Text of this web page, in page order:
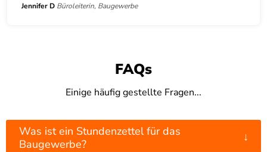
Jennifer D Büroleiterin, Baugewerbe
FAQs
Einige häufig gestellte Fragen...
Was ist ein Stundenzettel für das
Baugewerbe?
↓